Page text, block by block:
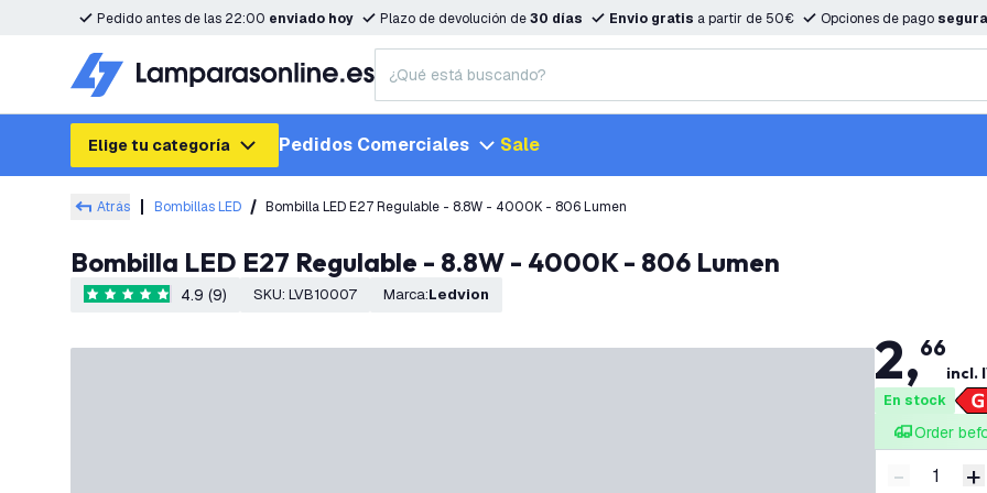
Pedido antes de las 22:00 enviado hoy Plazo de devolución de30 días Envio gratis a partir de 50€ Opciones de pago
Elige tu categoría Pedidos Comerciales Sale
Atrás Bombillas LED Bombilla LED E27 Regulable - 8.8W - 4000K - 806 Lumen
Bombilla LED E27 Regulable - 8.8W - 4000K - 806 Lumen
4.9 estrellas de puntuación
4.9 (9) SKU: LVB10007 Marca: Ledvion
2,66
incl.
En stock
Order
Disminuir
- +